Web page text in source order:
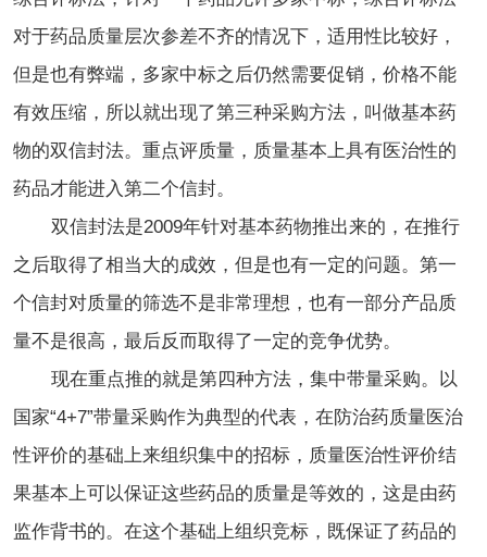
对于药品质量层次参差不齐的情况下，适用性比较好，
但是也有弊端，多家中标之后仍然需要促销，价格不能
有效压缩，所以就出现了第三种采购方法，叫做基本药
物的双信封法。重点评质量，质量基本上具有医治性的
药品才能进入第二个信封。
双信封法是2009年针对基本药物推出来的，在推行
之后取得了相当大的成效，但是也有一定的问题。第一
个信封对质量的筛选不是非常理想，也有一部分产品质
量不是很高，最后反而取得了一定的竞争优势。
现在重点推的就是第四种方法，集中带量采购。以
国家“4+7”带量采购作为典型的代表，在防治药质量医治
性评价的基础上来组织集中的招标，质量医治性评价结
果基本上可以保证这些药品的质量是等效的，这是由药
监作背书的。在这个基础上组织竞标，既保证了药品的